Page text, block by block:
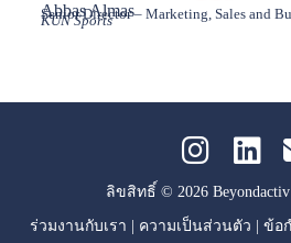
Abbas Almas
Senior Director – Marketing, Sales and
KUN Sports
ลิขสิทธิ์ © 2026
ร่วมงานกับเรา ความเป็นส่วนตัว
ข้อ